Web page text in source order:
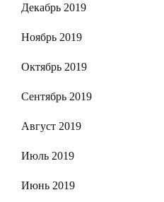
Декабрь 2019
Ноябрь 2019
Октябрь 2019
Сентябрь 2019
Август 2019
Июль 2019
Июнь 2019